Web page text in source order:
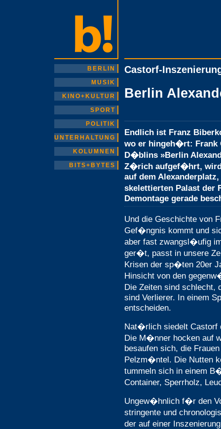
BERLIN
MUSIK
KINO+KULTUR
SPORT
POLITIK
UNTERHALTUNG
KOLUMNEN
BITS+BYTES
Castorf-
Berlin
Endlich ist Franz
wo er hingeh�rt: Frank
D�blins »Berlin
Z�rich aufgef�hrt,
auf dem
skelettierten Palast der
Demontage gerade
Und die Geschichte von
Gef�ngnis kommt und
aber fast zwangsl�ufig
ger�t, passt in unsere
Krisen der sp�ten 20er
Hinsicht von den
Die Zeiten sind
sind Verlierer. In einem
entscheiden.
Nat�rlich siedelt Castorf
Die M�nner hocken auf
besaufen sich, die
Pelzm�ntel. Die Nutten
tummeln sich in einem
Container, Sperrholz,
Ungew�hnlich f�r den
stringente und
der auf einer